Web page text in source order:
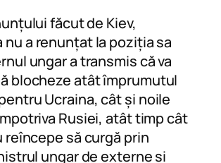
făcut de Kiev,
nu a renunțat la poziția sa
ungar a transmis că va
blocheze atât împrumutul
Ucraina, cât și noile
Rusiei, atât timp cât
reîncepe să curgă prin
ungar de externe și